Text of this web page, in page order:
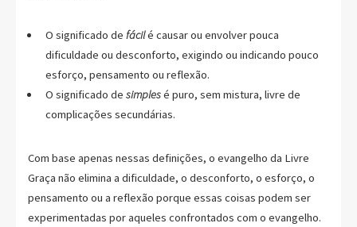
O significado de fácilé causar ou envolver pouca
dificuldade ou desconforto, exigindo ou indicando pouco
esforço, pensamento ou reflexão.
O significado de simplesé puro, sem mistura, livre de
complicações secundárias.
Com base apenas nessas definições, o evangelho da Livre
Graça não elimina a dificuldade, o desconforto, o esforço, o
pensamento ou a reflexão porque essas coisas podem ser
experimentadas por aqueles confrontados com o evangelho.